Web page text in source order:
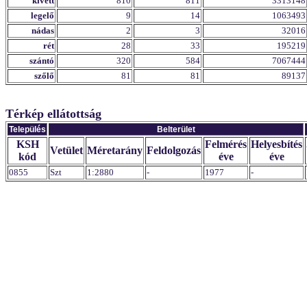
legelő
9 14
1063493
nádas
2 3
32016
rét
28 33
195219
szántó
320 584
7067444
szőlő
81 81 89137
Térkép ellátottság
Település Belterület
KSH
kód
Vetület Méretarány Feldolgozás
Felmérés
éve
Helyesbítés
éve
0855 Szt 1:2880 - 1977 -